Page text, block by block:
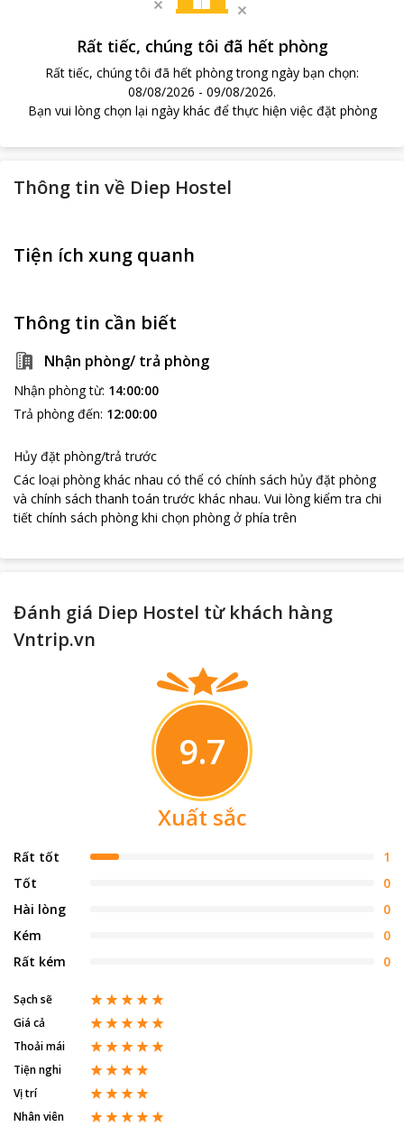
Rất tiếc, chúng tôi đã hết phòng
Rất tiếc, chúng tôi đã hết phòng trong ngày bạn chọn:
08/08/2026 - 09/08/2026.
Bạn vui lòng chọn lại ngày khác để thực hiện việc đặt phòng
Thông tin về Diep Hostel
Tiện ích xung quanh
Thông tin cần biết
Nhận phòng/ trả phòng
Nhận phòng từ: 14:00:00
Trả phòng đến: 12:00:00
Hủy đặt phòng/trả trước
Các loại phòng khác nhau có thể có chính sách hủy đặt phòng
và chính sách thanh toán trước khác nhau. Vui lòng kiểm tra chi
tiết chính sách phòng khi chọn phòng ở phía trên
Đánh giá Diep Hostel từ khách hàng
Vntrip.vn
9.7
Xuất sắc
Rất tốt
1
Tốt
0
Hài lòng
0
Kém
0
Rất kém
0
Sạch sẽ
Giá cả
Thoải mái
Tiện nghi
Vị trí
Nhân viên